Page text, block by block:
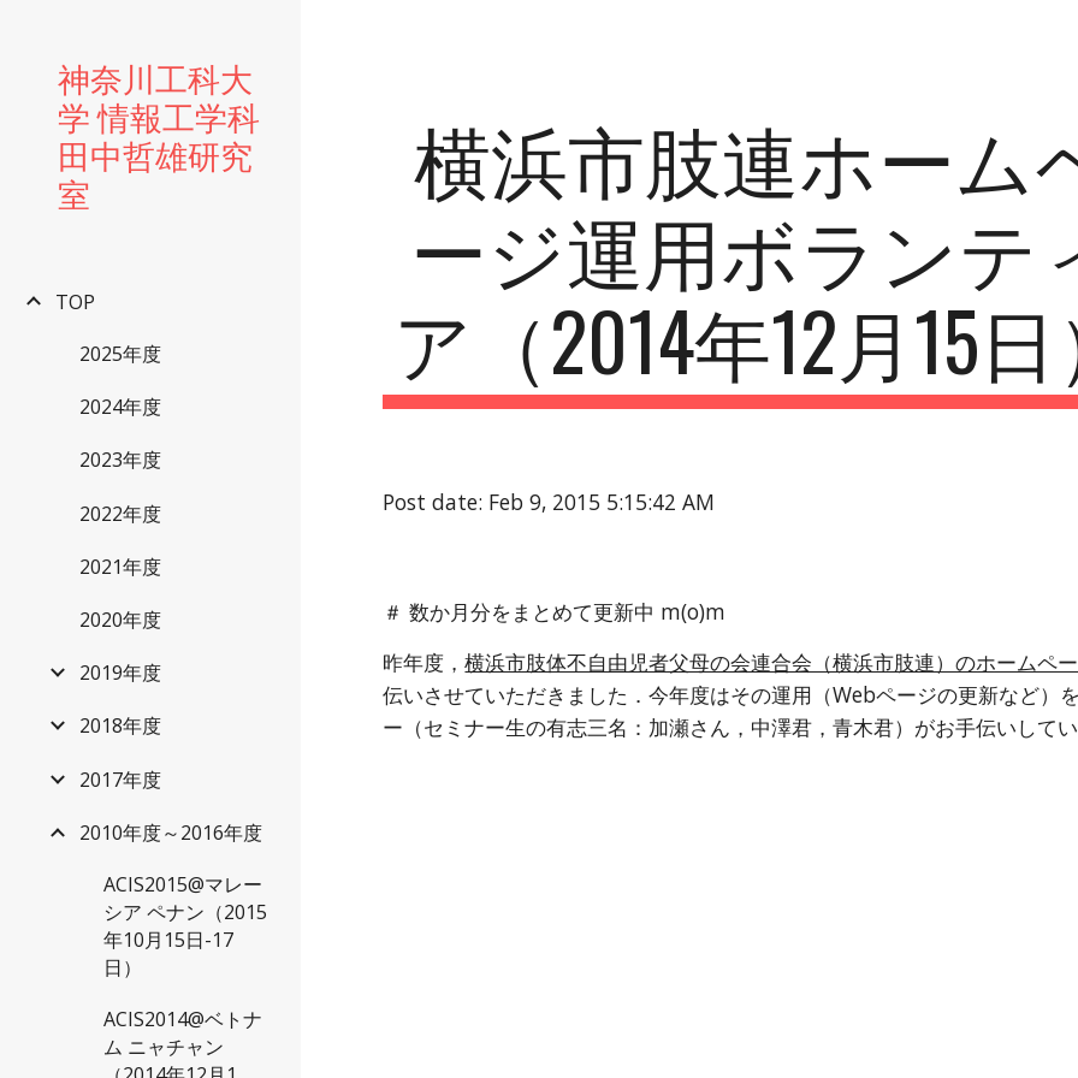
神奈川工科大
学 情報工学科
田中哲雄研究
室
TOP
2025年度
2024年度
2023年度
2022年度
2021年度
2020年度
2019年度
2018年度
2017年度
2010年度～2016年度
ACIS2015@マレー
シア ペナン（2015
年10月15日-17
日）
ACIS2014@ベトナ
ム ニャチャン
横浜市肢連ホーム
ージ運用ボランテ
ア（2014年12月15日
Post date: Feb 9, 2015 5:15:42 AM
＃ 数か月分をまとめて更新中 m(o)m
昨年度，横浜市肢体不自由児者父母の会連合会（横浜市肢連）のホームペ
伝いさせていただきました．今年度はその運用（Webページの更新など）
ー（セミナー生の有志三名：加瀬さん，中澤君，青木君）がお手伝いしてい